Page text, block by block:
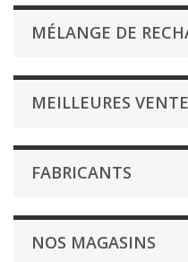
MÉLANGE DE
MEILLEURES
FABRICANTS
NOS MAGASINS